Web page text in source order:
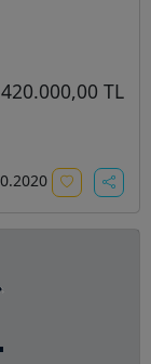
420.000,00 TL